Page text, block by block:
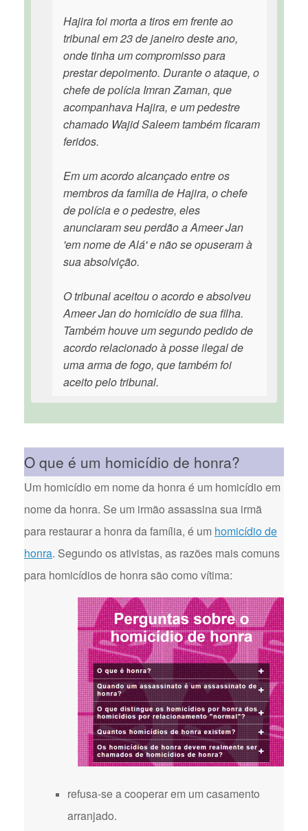
Hajira foi morta a tiros em frente ao
tribunal em 23 de janeiro deste ano,
onde tinha um compromisso para
prestar depoimento. Durante o ataque, o
chefe de polícia Imran Zaman, que
acompanhava Hajira, e um pedestre
chamado Wajid Saleem também ficaram
feridos.
Em um acordo alcançado entre os
membros da família de Hajira, o chefe
de polícia e o pedestre, eles
anunciaram seu perdão a Ameer Jan
'em nome de Alá' e não se opuseram à
sua absolvição.
O tribunal aceitou o acordo e absolveu
Ameer Jan do homicídio de sua filha.
Também houve um segundo pedido de
acordo relacionado à posse ilegal de
uma arma de fogo, que também foi
aceito pelo tribunal.
O que é um homicídio de honra?
Um homicídio em nome da honra é um homicídio em
nome da honra. Se um irmão assassina sua irmã
para restaurar a honra da família, é um homicídio de
honra. Segundo os ativistas, as razões mais comuns
para homicídios de honra são como vítima:
refusa-se a cooperar em um casamento
arranjado.